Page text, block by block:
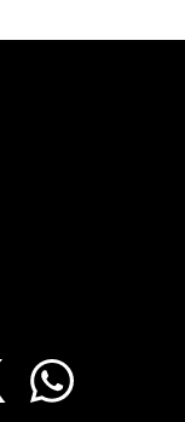
Whatsapp